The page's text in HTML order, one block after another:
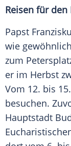
Reisen für
Papst
wie
zum
er im Herbst
Vom 12. bis
besuchen.
Hauptstadt